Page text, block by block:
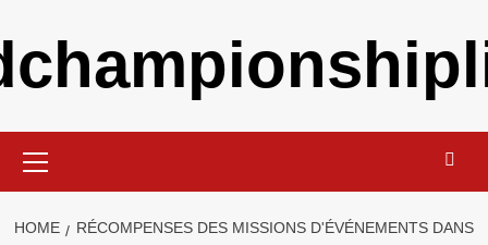
to
content
Menu
HOME
RÉCOMPENSES DES MISSIONS D'ÉVÉNEMENTS DANS